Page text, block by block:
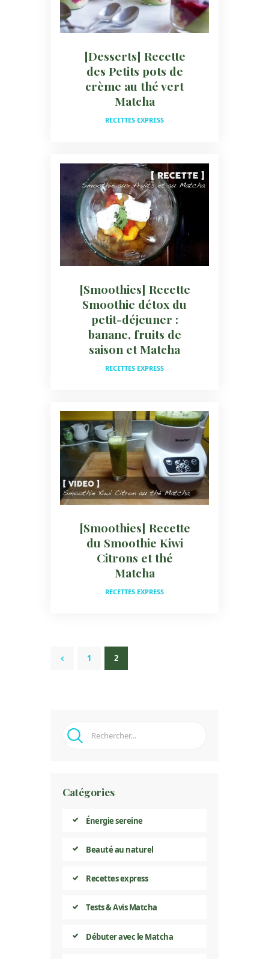
[Desserts] Recette
des Petits pots de
crème au thé vert
Matcha
RECETTES EXPRESS
[Smoothies] Recette
Smoothie détox du
petit-déjeuner :
banane, fruits de
saison et Matcha
RECETTES EXPRESS
[Smoothies] Recette
du Smoothie Kiwi
Citrons et thé
Matcha
RECETTES EXPRESS
Pagination Des
Publications
<
PAGE
1 PAGE
2
Rechercher :
Catégories
Énergie sereine
Beauté au naturel
Recettes express
Tests & Avis Matcha
Débuter avec le Matcha